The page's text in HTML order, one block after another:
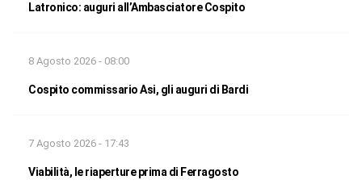
Latronico: auguri all’Ambasciatore Cospito
8 Agosto 2026 - 08:00
Cospito commissario Asi, gli auguri di Bardi
7 Agosto 2026 - 17:43
Viabilità, le riaperture prima di Ferragosto